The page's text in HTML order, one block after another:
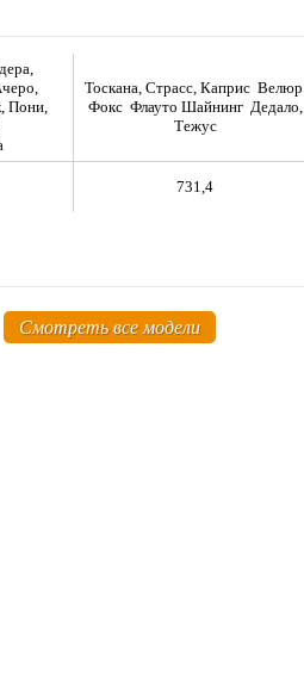
Пони,
Тоскана, Страсс, Каприс Велюр
Фокс Флауто Шайнинг Дедало,
Тежус
731,4
Смотреть все модели